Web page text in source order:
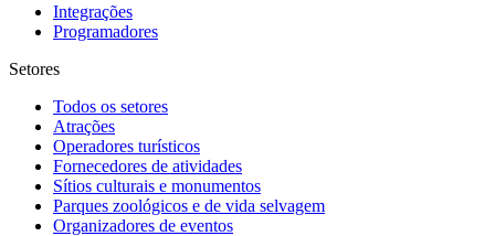
Integrações
Programadores
Setores
Todos os setores
Atrações
Operadores turísticos
Fornecedores de atividades
Sítios culturais e monumentos
Parques zoológicos e de vida selvagem
Organizadores de eventos